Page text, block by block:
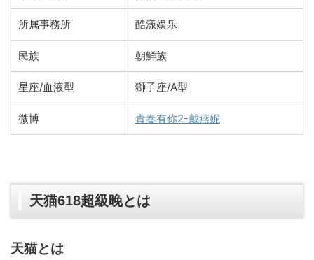
所属事務所 酷漾娱乐
民族 朝鮮族
星座/血液型 獅子座/A型
微博 青春有你2-戴燕妮
天猫618超級晚とは
天猫とは